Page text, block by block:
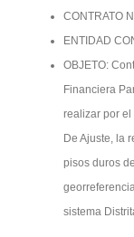
CONTRATO
ENTIDAD
OBJETO:
Financiera
realizar por el
De Ajuste, la
pisos duros
sistema